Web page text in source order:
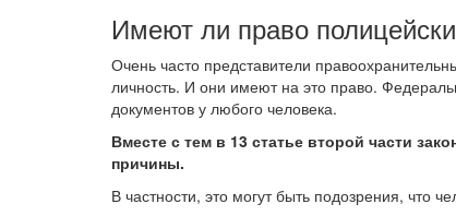
Имеют ли право
Очень часто представители
личность. И они имеют на это право.
документов у любого человека.
Вместе с тем в 13 статье второй части
причины.
В частности, это могут быть подозрения, что